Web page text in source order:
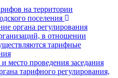
на территории
поселения
органа регулирования
в отношении
тарифные
место проведения заседания
тарифного регулирования,